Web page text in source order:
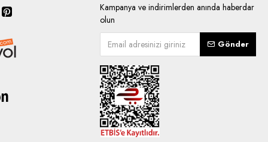
Kampanya ve indirimlerden anında haberdar
olun
Gönder